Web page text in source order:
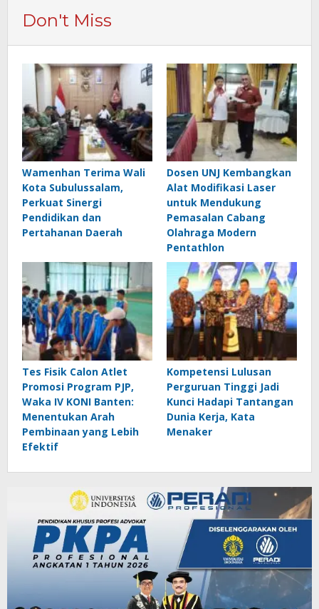
Don't Miss
Wamenhan Terima Wali
Kota Subulussalam,
Perkuat Sinergi
Pendidikan dan
Pertahanan Daerah
Dosen UNJ Kembangkan
Alat Modifikasi Laser
untuk Mendukung
Pemasalan Cabang
Olahraga Modern
Pentathlon
Tes Fisik Calon Atlet
Promosi Program PJP,
Waka IV KONI Banten:
Menentukan Arah
Pembinaan yang Lebih
Efektif
Kompetensi Lulusan
Perguruan Tinggi Jadi
Kunci Hadapi Tantangan
Dunia Kerja, Kata
Menaker